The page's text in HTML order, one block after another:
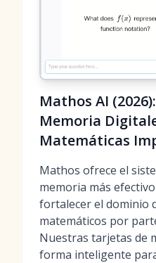
Mathos AI
Memoria
Matemáticas
Mathos ofrece el
memoria más
fortalecer el dominio
matemáticos por
Nuestras tarjetas de
forma inteligente